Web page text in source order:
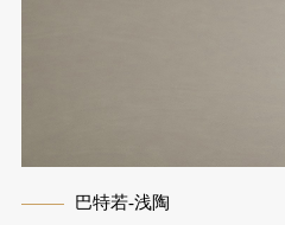
巴特若-浅陶